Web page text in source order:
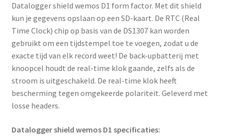
Datalogger shield wemos D1 form factor. Met dit shield
kun je gegevens opslaan op een SD-kaart. De RTC (Real
Time Clock) chip op basis van de DS1307 kan worden
gebruikt om een tijdstempel toe te voegen, zodat u de
exacte tijd van elk record weet! De back-upbatterij met
knoopcel houdt de real-time klok gaande, zelfs als de
stroom is uitgeschakeld. De real-time klok heeft
bescherming tegen omgekeerde polariteit. Geleverd met
losse headers.
Datalogger shield wemos D1 specificaties: